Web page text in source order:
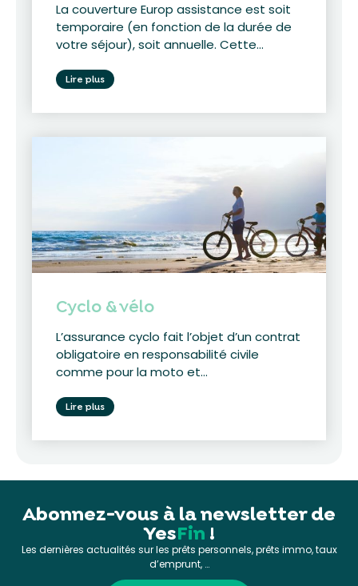
La couverture Europ assistance est soit
temporaire (en fonction de la durée de
votre séjour), soit annuelle. Cette...
Lire plus
Cyclo & vélo
L’assurance cyclo fait l’objet d’un contrat
obligatoire en responsabilité civile
comme pour la moto et...
Lire plus
Abonnez-vous à la newsletter de
YesFin !
Les dernières actualités sur les prêts personnels, prêts immo, taux
d’emprunt, …